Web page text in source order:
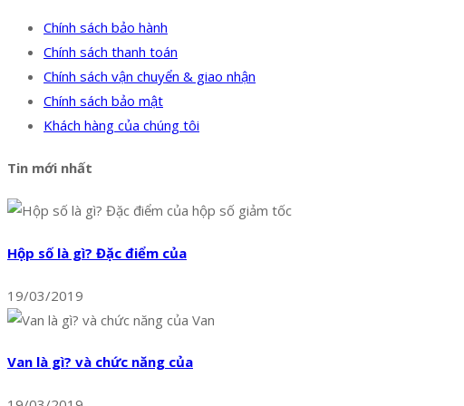
Chính sách bảo hành
Chính sách thanh toán
Chính sách vận chuyển & giao nhận
Chính sách bảo mật
Khách hàng của chúng tôi
Tin mới nhất
Hộp số là gì? Đặc điểm của
19/03/2019
Van là gì? và chức năng của